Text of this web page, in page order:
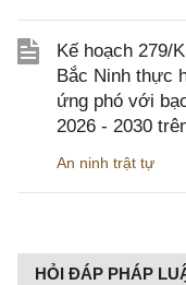
Kế hoạch 279/
Bắc Ninh thực
ứng phó với
2026 - 2030
An ninh trật tự
HỎI ĐÁP PHÁP